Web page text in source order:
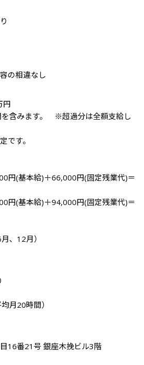
の相違なし
円
を含みます。　※超過分は全額支給し
です。
円(基本給)＋66,000円(固定残業代)＝
円(基本給)＋94,000円(固定残業代)＝
、12月）
月20時間）
16番21号 銀座木挽ビル3階